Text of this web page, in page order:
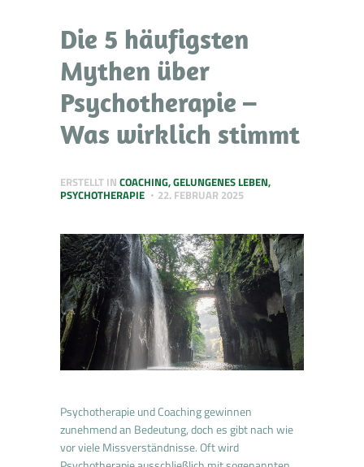
Die 5 häufigsten
Mythen über
Psychotherapie –
Was wirklich stimmt
ERSTELLT IN COACHING,GELUNGENES LEBEN,
PSYCHOTHERAPIE
22. FEBRUAR 2025
Psychotherapie und Coaching gewinnen
zunehmend an Bedeutung, doch es gibt nach wie
vor viele Missverständnisse. Oft wird